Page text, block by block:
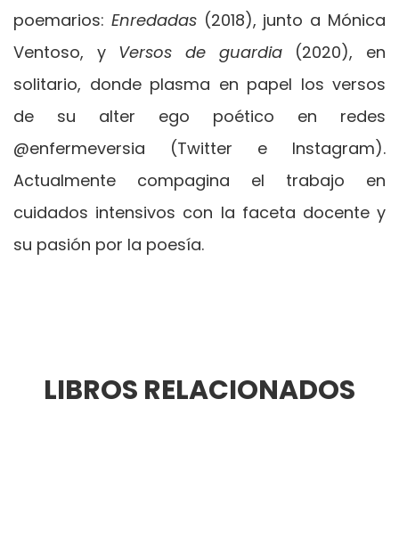
poemarios: Enredadas(2018), junto a Mónica
Ventoso, y Versos de guardia(2020), en
solitario, donde plasma en papel los versos
de su alter ego poético en redes
@enfermeversia (Twitter e Instagram).
Actualmente compagina el trabajo en
cuidados intensivos con la faceta docente y
su pasión por la poesía.
LIBROS RELACIONADOS